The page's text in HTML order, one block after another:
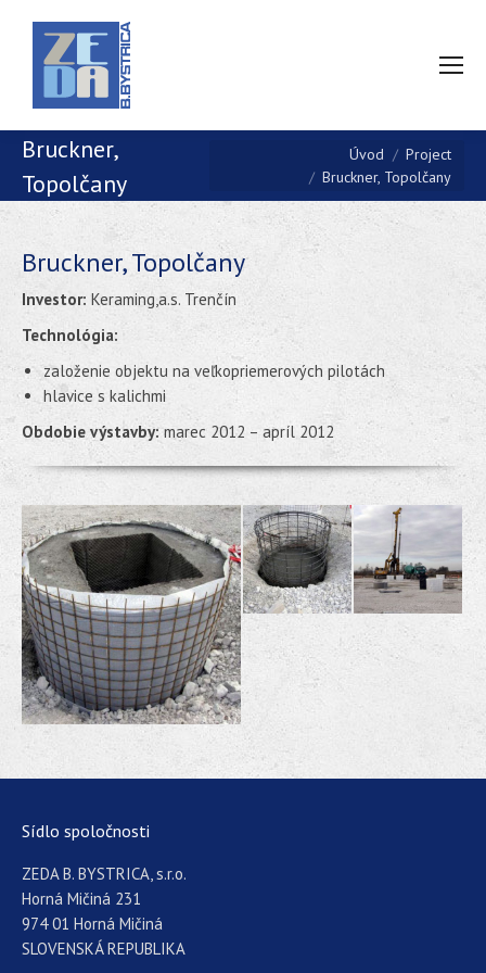
Bruckner,
Topolčany
Úvod
Project
Bruckner, Topolčany
Bruckner, Topolčany
Investor: Keraming,a.s. Trenčín
Technológia:
založenie objektu na veľkopriemerových pilotách
hlavice s kalichmi
Obdobie výstavby:marec 2012 – apríl 2012
Sídlo spoločnosti
ZEDA B. BYSTRICA, s.r.o.
Horná Mičiná 231
974 01 Horná Mičiná
SLOVENSKÁ REPUBLIKA